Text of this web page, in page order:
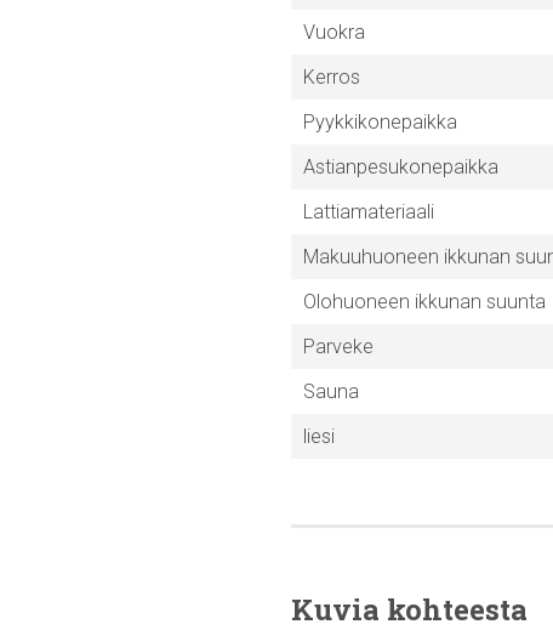
Vuokra
Kerros
Pyykkikonepaikka
Astianpesukonepaikka
Lattiamateriaali
Makuuhuoneen ikkunan
Olohuoneen ikkunan suunta
Parveke
Sauna
liesi
Kuvia kohteesta